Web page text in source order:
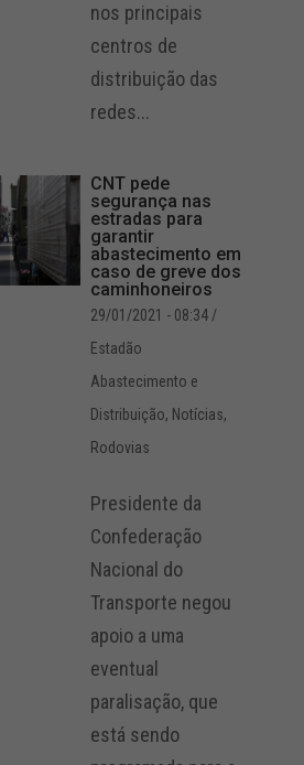
nos principais
centros de
distribuição das
redes...
CNT pede
segurança nas
estradas para
garantir
abastecimento em
caso de greve dos
caminhoneiros
29/01/2021 - 08:34/
Estadão
Abastecimento e
Distribuição, Notícias,
Rodovias
Presidente da
Confederação
Nacional do
Transporte negou
apoio a uma
eventual
paralisação, que
está sendo